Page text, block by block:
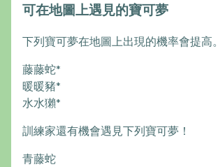
可在地圖上遇見的寶可夢
下列寶可夢在地圖上出現的機率會提高。
藤藤蛇*
暖暖豬*
水水獺*
訓練家還有機會遇見下列寶可夢！
青藤蛇